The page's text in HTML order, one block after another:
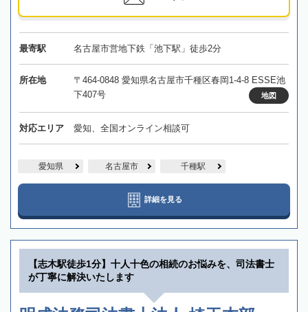
最寄駅 名古屋市営地下鉄「池下駅」徒歩2分
所在地
〒464-0848 愛知県名古屋市千種区春岡1-4-8 ESSE池
下407号
地図
対応エリア 愛知、全国オンライン相談可
愛知県 名古屋市 千種駅
詳細を見る
【志木駅徒歩1分】十人十色の相続のお悩みを、司法書士
が丁寧に解決いたします